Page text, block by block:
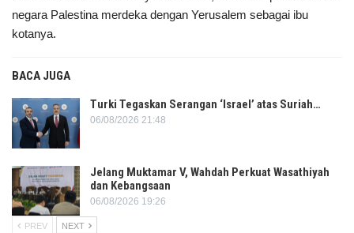
negara Palestina merdeka dengan Yerusalem sebagai ibu
kotanya.
BACA JUGA
Turki Tegaskan Serangan ‘Israel’ atas Suriah…
06/08/2026 21:48
Jelang Muktamar V, Wahdah Perkuat Wasathiyah
dan Kebangsaan
06/08/2026 19:26
PREV NEXT